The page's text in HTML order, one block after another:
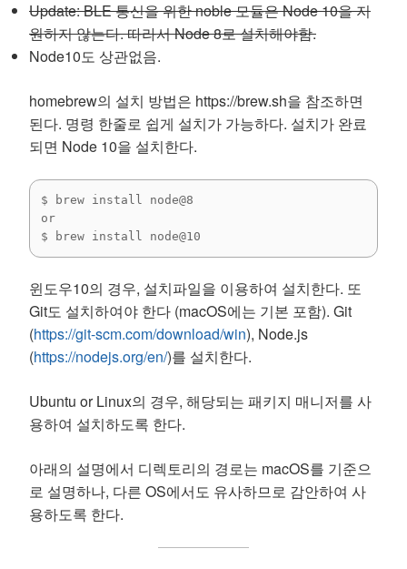
n
d
o
w
)
p
e
n
s
n
w
w
i
n
d
)
e
n
s
i
n
n
w
i
n
d
o
d
(
O
i
n
n
e
n
)
Update: BLE 통신을 위한 noble 모듈은 Node 10을 지
원하지 않는다. 따라서 Node 8로 설치해야함.
Node10도 상관없음.
homebrew의 설치 방법은 https://brew.sh을 참조하면
된다. 명령 한줄로 쉽게 설치가 가능하다. 설치가 완료
되면 Node 10을 설치한다.
$ brew install node@8
or
$ brew install node@10
윈도우10의 경우, 설치파일을 이용하여 설치한다. 또
Git도 설치하여야 한다 (macOS에는 기본 포함). Git
(https://git-scm.com/download/win), Node.js
(https://nodejs.org/en/)를 설치한다.
Ubuntu or Linux의 경우, 해당되는 패키지 매니저를 사
용하여 설치하도록 한다.
아래의 설명에서 디렉토리의 경로는 macOS를 기준으
로 설명하나, 다른 OS에서도 유사하므로 감안하여 사
용하도록 한다.